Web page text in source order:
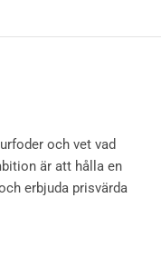
och vet vad
är att hålla en
erbjuda prisvärda